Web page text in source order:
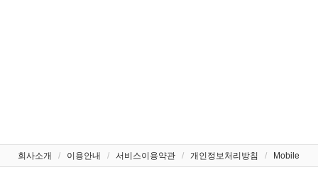
회사소개 / 이용안내 / 서비스이용약관 / 개인정보처리방침 / Mobile